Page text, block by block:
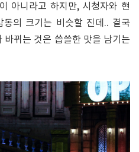
아니라고 하지만, 시청자와 현
의 크기는 비슷할 진데.. 결국
뀌는 것은 씁쓸한 맛을 남기는